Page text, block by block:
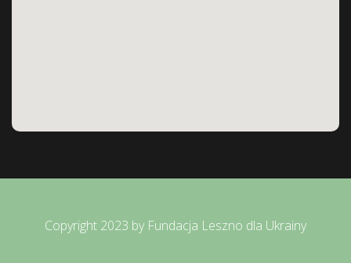
Copyright 2023 by Fundacja Leszno dla Ukrainy